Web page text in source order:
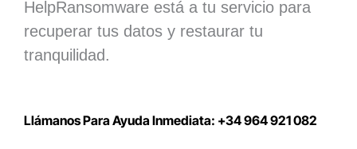
HelpRansomware está a tu servicio para
recuperar tus datos y restaurar tu
tranquilidad.
Llámanos Para Ayuda Inmediata: +34 964 921 082